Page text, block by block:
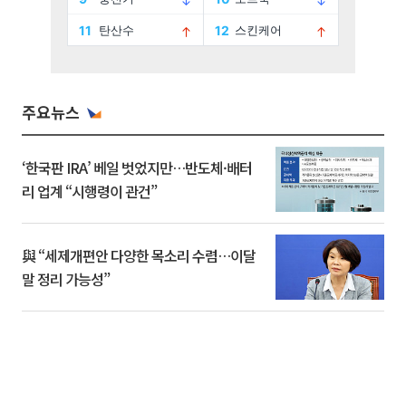
주요뉴스
‘한국판 IRA’ 베일 벗었지만…반도체·배터
리 업계 “시행령이 관건”
與 “세제개편안 다양한 목소리 수렴…이달
말 정리 가능성”